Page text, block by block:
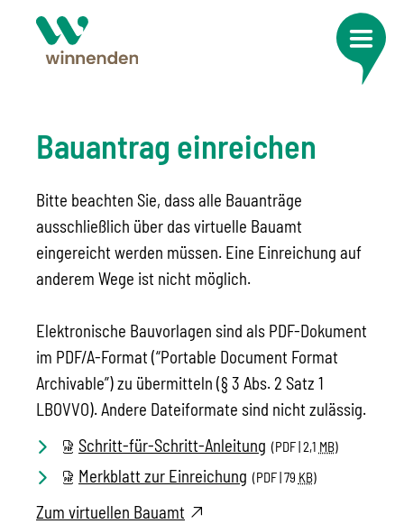
Bauantrag einreichen
Bitte beachten Sie, dass alle Bauanträge
ausschließlich über das virtuelle Bauamt
eingereicht werden müssen. Eine Einreichung auf
anderem Wege ist nicht möglich.
Elektronische Bauvorlagen sind als PDF-Dokument
im PDF/A-Format (“Portable Document Format
Archivable”) zu übermitteln (§ 3 Abs. 2 Satz 1
LBOVVO). Andere Dateiformate sind nicht zulässig.
Schritt-für-Schritt-Anleitung (PDF | 2,1 MB)
Merkblatt zur Einreichung (PDF | 79 KB)
Zum virtuellen Bauamt